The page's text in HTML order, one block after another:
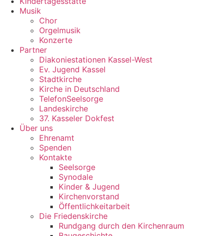
Musik
Chor
Orgelmusik
Konzerte
Partner
Diakoniestationen Kassel-West
Ev. Jugend Kassel
Stadtkirche
Kirche in Deutschland
TelefonSeelsorge
Landeskirche
37. Kasseler Dokfest
Über uns
Ehrenamt
Spenden
Kontakte
Seelsorge
Synodale
Kinder & Jugend
Kirchenvorstand
Öffentlichkeitarbeit
Die Friedenskirche
Rundgang durch den Kirchenraum